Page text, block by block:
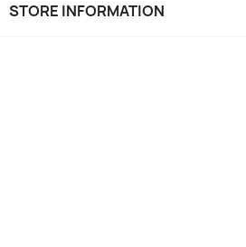
STORE INFORMATION